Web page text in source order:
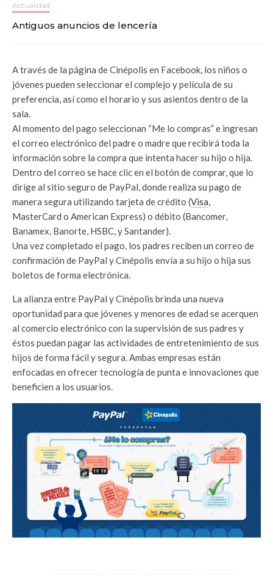
Actualidad
Antiguos anuncios de lencería
A través de la página de Cinépolis en Facebook, los niños o
jóvenes pueden seleccionar el complejo y película de su
preferencia, así como el horario y sus asientos dentro de la
sala.
Al momento del pago seleccionan “Me lo compras” e ingresan
el correo electrónico del padre o madre que recibirá toda la
información sobre la compra que intenta hacer su hijo o hija.
Dentro del correo se hace clic en el botón de comprar, que lo
dirige al sitio seguro de PayPal, donde realiza su pago de
manera segura utilizando tarjeta de crédito (Visa,
MasterCard o American Express) o débito (Bancomer,
Banamex, Banorte, HSBC, y Santander).
Una vez completado el pago, los padres reciben un correo de
confirmación de PayPal y Cinépolis envía a su hijo o hija sus
boletos de forma electrónica.
La alianza entre PayPal y Cinépolis brinda una nueva
oportunidad para que jóvenes y menores de edad se acerquen
al comercio electrónico con la supervisión de sus padres y
éstos puedan pagar las actividades de entretenimiento de sus
hijos de forma fácil y segura. Ambas empresas están
enfocadas en ofrecer tecnología de punta e innovaciones que
beneficien a los usuarios.